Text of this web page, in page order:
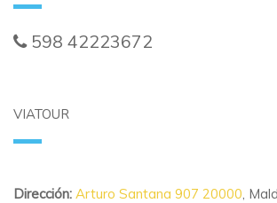
598 42223672
VIATOUR
Dirección: Arturo Santana 907 20000,